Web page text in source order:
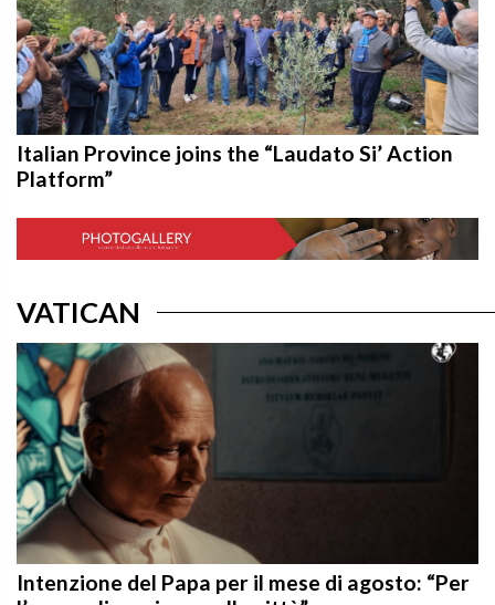
Italian Province joins the “Laudato Si’ Action
Platform”
Intenzione del Papa per il mese di agosto: “Per
l’evangelizzazione nelle città”